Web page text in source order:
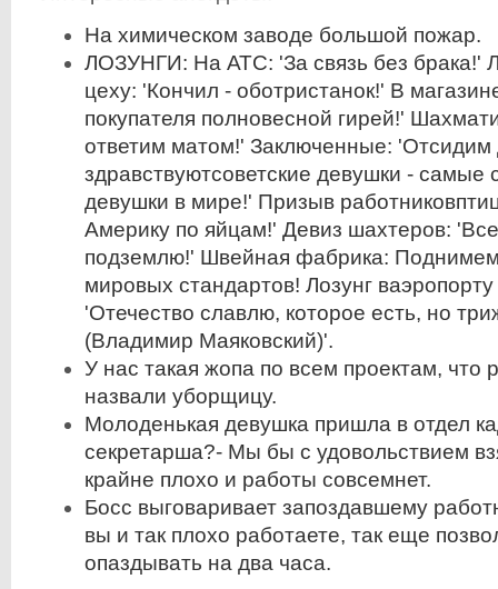
На химическом заводе большой пожар.
ЛОЗУНГИ: На АТС: 'За связь без брака!'
цеху: 'Кончил - оботристанок!' В
покупателя полновесной гирей!'
ответим матом!' Заключенные: 'Отсидим
здравствуютсоветские девушки - самые
девушки в мире!' Призыв
Америку по яйцам!' Девиз шахтеров:
подземлю!' Швейная фабрика:
мировых стандартов! Лозунг
'Отечество славлю, которое есть, но
(Владимир Маяковский)'.
У нас такая жопа по всем проектам, что
назвали уборщицу.
Молоденькая девушка пришла в отдел
секретарша?- Мы бы с удовольствием
крайне плохо и работы совсемнет.
Босс выговаривает запоздавшему
вы и так плохо работаете, так еще
опаздывать на два часа.